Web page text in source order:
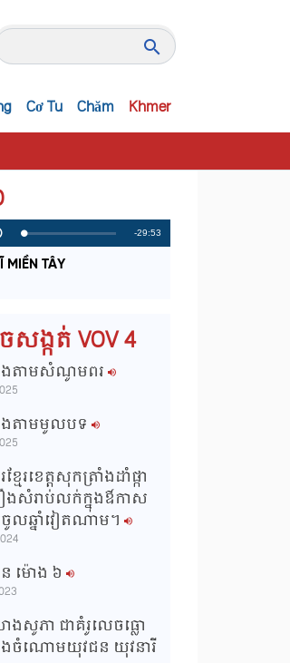
Cơ Tu Chăm Khmer
L
o
a
d
P
r
o
g
R
i
T
i
-29:53
MIỀN TÂY
ង្កត់ VOV 4
ងតាមសំណូមពរ
តាមមូលបទ
ែរខេត្តសុកត្រាំងដាំផ្កា
ងសំរាប់លក់ក្នុងឳកាស
ឆ្នាំវៀតណាម។
ម៉ោង​ ៦
ងសូភា ជាគំរូលេចធ្លោ
នុងចំណោមយុវជន យុវនារី